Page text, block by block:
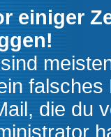
einiger
die du